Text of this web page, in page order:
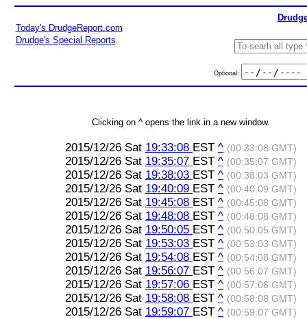
Today's DrudgeReport.com
Drudge's Special Reports
Optional:
Clicking on ^ opens the link in a new window.
2015/12/26 Sat 19:33:08 EST ^ (00:33:08 GMT)
2015/12/26 Sat 19:35:07 EST ^ (00:35:07 GMT)
2015/12/26 Sat 19:38:03 EST ^ (00:38:03 GMT)
2015/12/26 Sat 19:40:09 EST ^ (00:40:09 GMT)
2015/12/26 Sat 19:45:08 EST ^ (00:45:08 GMT)
2015/12/26 Sat 19:48:08 EST ^ (00:48:08 GMT)
2015/12/26 Sat 19:50:05 EST ^ (00:50:05 GMT)
2015/12/26 Sat 19:53:03 EST ^ (00:53:03 GMT)
2015/12/26 Sat 19:54:08 EST ^ (00:54:08 GMT)
2015/12/26 Sat 19:56:07 EST ^ (00:56:07 GMT)
2015/12/26 Sat 19:57:06 EST ^ (00:57:06 GMT)
2015/12/26 Sat 19:58:08 EST ^ (00:58:08 GMT)
2015/12/26 Sat 19:59:07 EST ^ (00:59:07 GMT)